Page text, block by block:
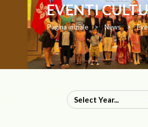
EVENTI
Pagina iniziale > News >